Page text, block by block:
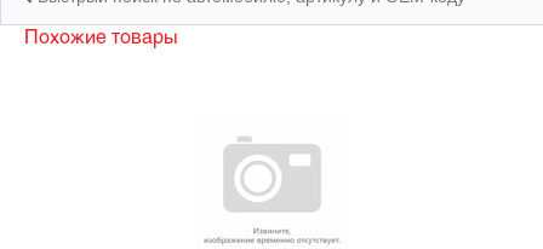
Похожие товары